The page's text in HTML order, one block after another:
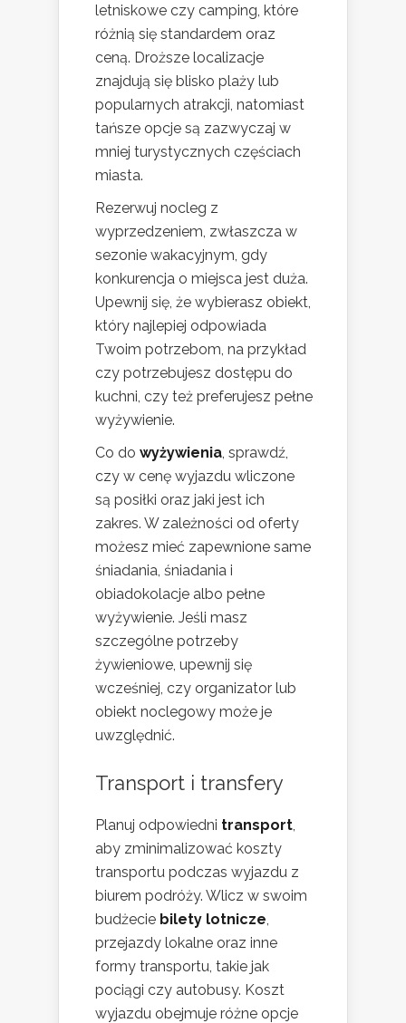
letniskowe czy camping, które
różnią się standardem oraz
ceną. Droższe localizacje
znajdują się blisko plaży lub
popularnych atrakcji, natomiast
tańsze opcje są zazwyczaj w
mniej turystycznych częściach
miasta.
Rezerwuj nocleg z
wyprzedzeniem, zwłaszcza w
sezonie wakacyjnym, gdy
konkurencja o miejsca jest duża.
Upewnij się, że wybierasz obiekt,
który najlepiej odpowiada
Twoim potrzebom, na przykład
czy potrzebujesz dostępu do
kuchni, czy też preferujesz pełne
wyżywienie.
Co do wyżywienia , sprawdź,
czy w cenę wyjazdu wliczone
są posiłki oraz jaki jest ich
zakres. W zależności od oferty
możesz mieć zapewnione same
śniadania, śniadania i
obiadokolacje albo pełne
wyżywienie. Jeśli masz
szczególne potrzeby
żywieniowe, upewnij się
wcześniej, czy organizator lub
obiekt noclegowy może je
uwzględnić.
Transport i transfery
Planuj odpowiedni transport
aby zminimalizować koszty
transportu podczas wyjazdu z
biurem podróży. Wlicz w swoim
budżecie bilety lotnicze
przejazdy lokalne oraz inne
formy transportu, takie jak
pociągi czy autobusy. Koszt
wyjazdu obejmuje różne opcje